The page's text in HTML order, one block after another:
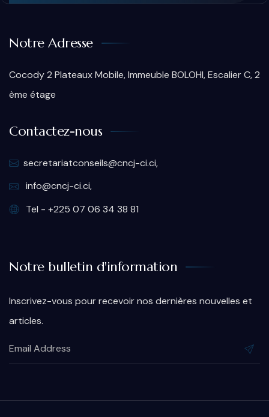
Notre Adresse
Cocody 2 Plateaux Mobile, Immeuble BOLOHI, Escalier C, 2
ème étage
Contactez-nous
secretariatconseils@cncj-ci.ci,
info@cncj-ci.ci,
Tel - +225 07 06 34 38 81
Notre bulletin d'information
Inscrivez-vous pour recevoir nos dernières nouvelles et
articles.